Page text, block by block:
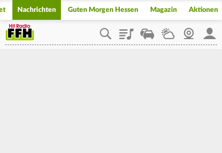
Nachrichten Guten Morgen Hessen Magazin Aktionen
PlaylistStaupilotWetterWebcam